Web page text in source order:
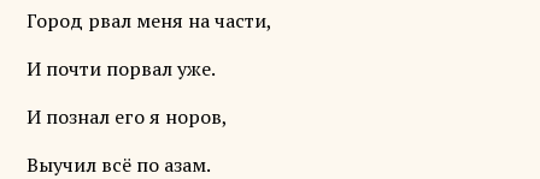
Город рвал меня на части,
И почти порвал уже.
И познал его я норов,
Выучил всë по азам.